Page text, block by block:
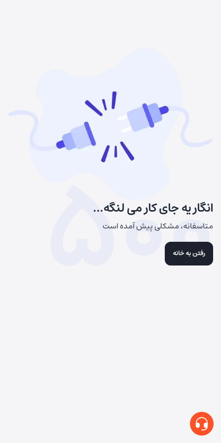
انگار یه جای کار می لنگه...
متاسفانه، مشکلی پیش آمده است
رفتن به خانه
500